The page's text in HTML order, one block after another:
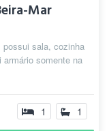
Mar
possui sala, cozinha
somente na
1 1